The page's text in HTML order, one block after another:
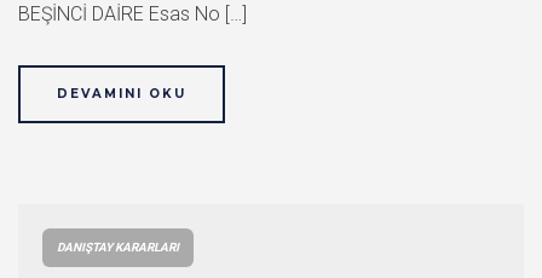
BEŞİNCİ DAİRE Esas No […]
DEVAMINI OKU
DANIŞTAY KARARLARI